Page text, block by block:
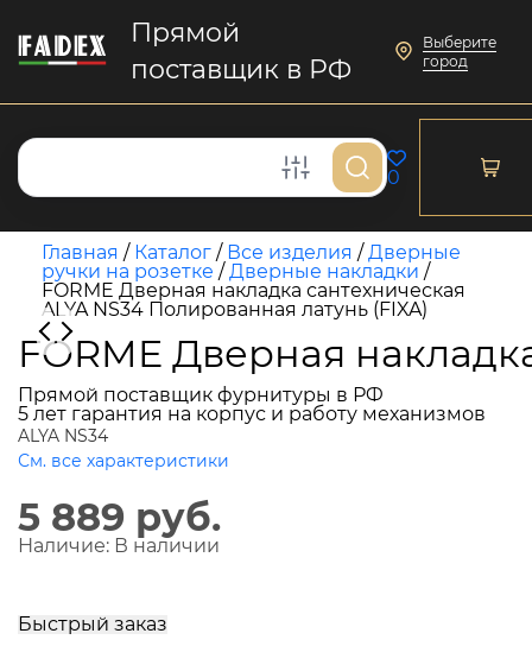
Прямой
поставщик в РФ
Выберите
город
0
Главная / Каталог / Все изделия /Дверные
ручки на розетке /Дверные накладки /
FORME Дверная накладка сантехническая
ALYA NS34 Полированная латунь (FIXA)
FORME Дверная
Прямой поставщик фурнитуры в РФ
5 лет гарантия на корпус и работу механизмов
ALYA NS34
См. все характеристики
5 889 руб.
Наличие: В наличии
Быстрый заказ